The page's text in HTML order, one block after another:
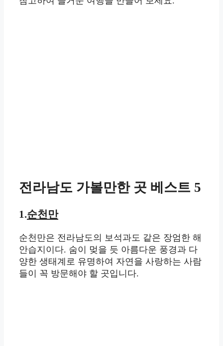
전라남도 가볼만한 곳 베스트 5
1.순천만
순천만은 전라남도의 보석과도 같은 장엄한 해
안습지이다. 숨이 멎을 듯 아름다운 풍경과 다
양한 생태계로 유명하여 자연을 사랑하는 사람
들이 꼭 방문해야 할 곳입니다.